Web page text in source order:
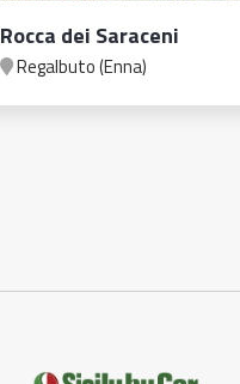
Rocca dei Saraceni
Regalbuto (Enna)